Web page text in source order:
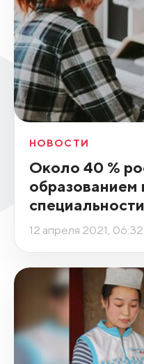
НОВОСТИ
Около 40 %
образованием
специальности
12 апреля 2021, 06:32